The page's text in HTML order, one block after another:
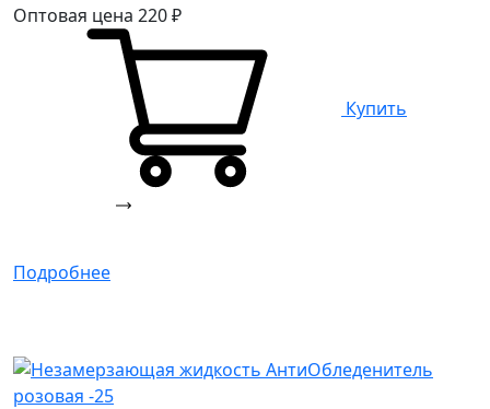
Оптовая цена 220₽
Купить
Подробнее